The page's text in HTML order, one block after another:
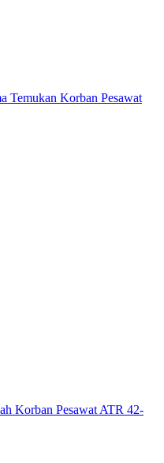
Temukan Korban Pesawat
Korban Pesawat ATR 42-